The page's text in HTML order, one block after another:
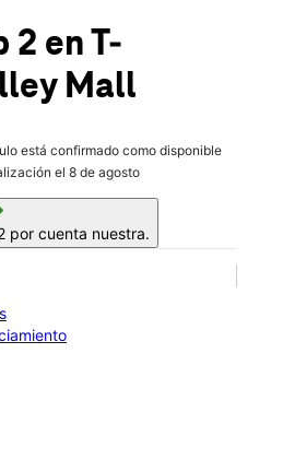
CA 91731
2 en T-
Mall
está confirmado como disponible
el 8 de agosto
por cuenta nuestra.